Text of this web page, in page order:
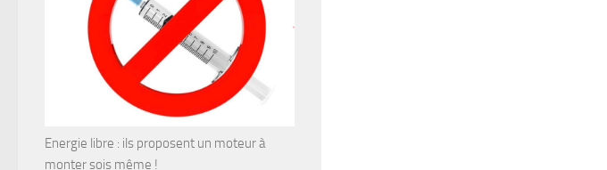
Energie libre : ils proposent un moteur à
monter sois même !